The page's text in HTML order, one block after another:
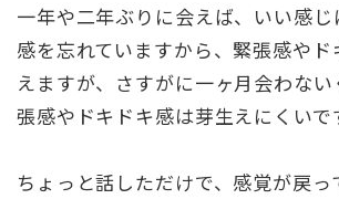
一年や二年ぶりに会えば、いい感
感を忘れていますから、緊張感や
えますが、さすがに一ヶ月会わな
張感やドキドキ感は芽生えにくいで
ちょっと話しただけで、感覚が戻っ